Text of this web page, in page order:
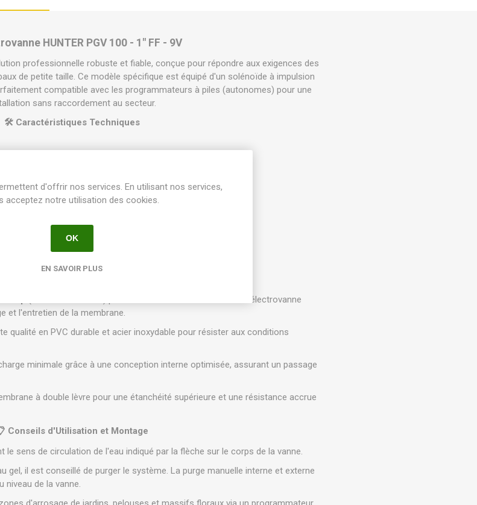
HUNTER PGV 100 - 1" FF - 9V
professionnelle robuste et fiable, conçue pour répondre aux exigences des
de petite taille. Ce modèle spécifique est équipé d'un solénoïde à impulsion
compatible avec les programmateurs à piles (autonomes) pour une
sans raccordement au secteur.
🛠️ Caractéristiques Techniques
34 mm) BSP
l/min)
(couvercle à visser) permet une ouverture manuelle de l'électrovanne
et l'entretien de la membrane.
qualité en PVC durable et acier inoxydable pour résister aux conditions
minimale grâce à une conception interne optimisée, assurant un passage
à double lèvre pour une étanchéité supérieure et une résistance accrue
Conseils d'Utilisation et Montage
le sens de circulation de l'eau indiqué par la flèche sur le corps de la vanne.
gel, il est conseillé de purger le système. La purge manuelle interne et externe
niveau de la vanne.
d'offrir nos services. En utilisant nos services,
acceptez notre utilisation des cookies.
OK
EN SAVOIR PLUS